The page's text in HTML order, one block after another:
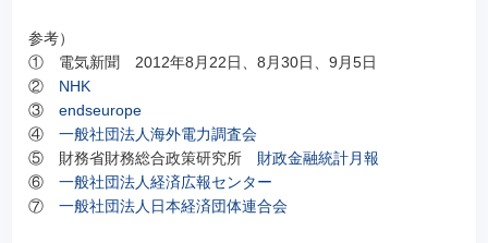
参考）
① 電気新聞 2012年8月22日、8月30日、9月5日
② NHK
③ endseurope
④ 一般社団法人海外電力調査会
⑤ 財務省財務総合政策研究所 財政金融統計月報
⑥ 一般社団法人経済広報センター
⑦ 一般社団法人日本経済団体連合会